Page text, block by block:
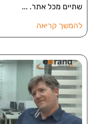
שתיים מכל אתר.
להמשך קריאה